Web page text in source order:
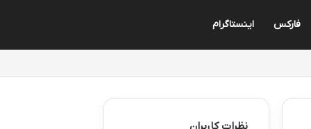
فارکس اینستاگرام
نظرات کاربران